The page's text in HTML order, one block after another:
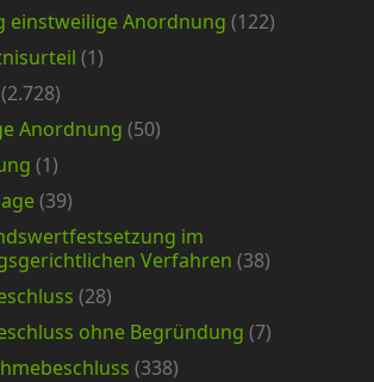
einstweilige Anordnung (122)
(1)
(2.728)
Anordnung (50)
(1)
(39)
im
Verfahren (38)
(28)
ohne Begründung (7)
(338)